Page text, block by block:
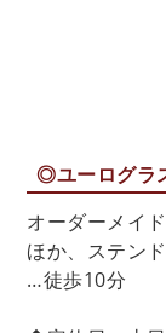
◎ユーログラ
オーダーメイ
ほか、ステン
…徒歩10分